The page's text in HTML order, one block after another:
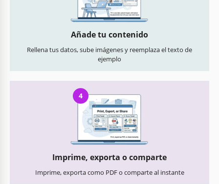
Añade tu contenido
Rellena tus datos, sube imágenes y reemplaza el texto de
ejemplo
4
Imprime, exporta o comparte
Imprime, exporta como PDF o comparte al instante